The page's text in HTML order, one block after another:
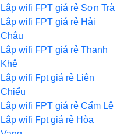
Lắp wifi FPT giá rẻ Sơn Trà
Lắp wifi FPT giá rẻ Hải
Châu
Lắp wifi FPT giá rẻ Thanh
Khê
Lắp wifi Fpt giá rẻ Liên
Chiểu
Lắp wifi FPT giá rẻ Cẩm Lệ
Lắp wifi Fpt giá rẻ Hòa